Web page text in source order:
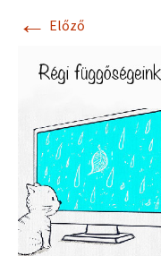
← Előző